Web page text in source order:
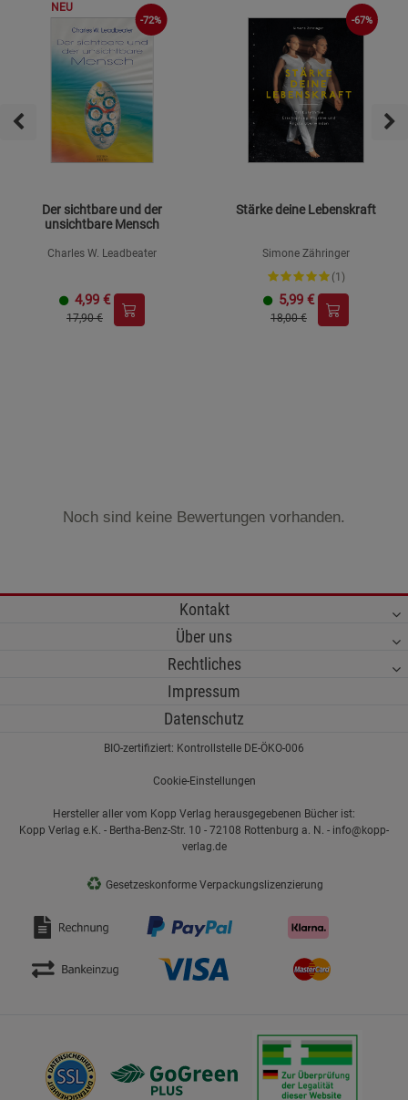
NEU
-72%
Der sichtbare und der
unsichtbare Mensch
Charles W. Leadbeater
4,99 €
17,90 €
-67%
Stärke deine Lebenskraft
Simone Zähringer
(1)
5,99 €
18,00 €
Noch sind keine Bewertungen vorhanden.
Kontakt
Über uns
Rechtliches
Impressum
Datenschutz
BIO-zertifiziert: Kontrollstelle DE-ÖKO-006
Cookie-Einstellungen
Hersteller aller vom Kopp Verlag herausgegebenen Bücher ist:
Kopp Verlag e.K. - Bertha-Benz-Str. 10 - 72108 Rottenburg a. N. - info@kopp-
verlag.de
♻ Gesetzeskonforme Verpackungslizenzierung